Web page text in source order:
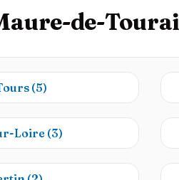
de-
(5)
Loire(3)